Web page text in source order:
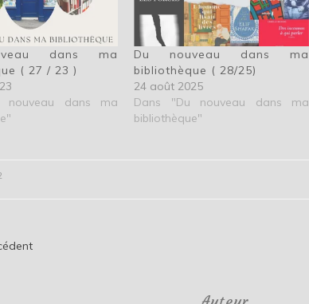
dans ma
( 27 / 23 )
nouveau dans ma
Du nouveau dans ma
bibliothèque ( 28/25)
24 août 2025
Dans "Du nouveau dans ma
bibliothèque"